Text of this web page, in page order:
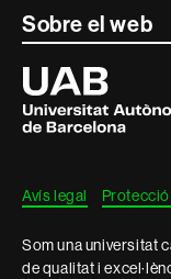
Contacte
informació
legal
Sobre el web
Universitat
Autònoma
de
Barcelona
Avís legal
Som una universitat
de qualitat i